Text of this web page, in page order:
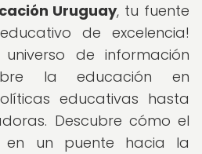
Uruguay, tu fuente
de excelencia!
de información
la educación en
educativas hasta
Descubre cómo el
en un puente hacia la